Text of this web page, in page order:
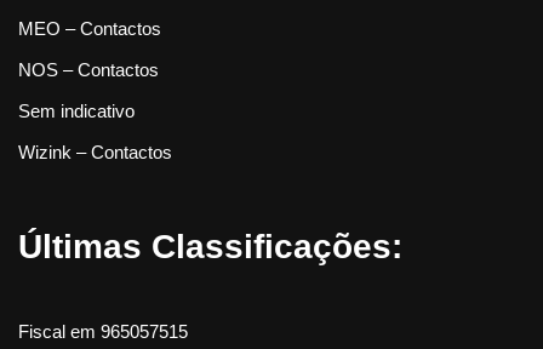
MEO – Contactos
NOS – Contactos
Sem indicativo
Wizink – Contactos
Últimas Classificações:
Fiscal em 965057515